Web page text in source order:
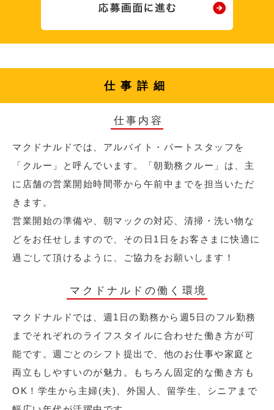
仕事詳細
仕事内容
マクドナルドでは、アルバイト・パートスタッフを
「クルー」と呼んでいます。「朝勤務クルー」は、主
に店舗の営業開始時間帯から午前中までを担当いただ
きます。
営業開始の準備や、朝マックの対応、清掃・洗い物な
どをお任せしますので、その日1日をお客さまに快適に
過ごして頂けるように、ご協力をお願いします！
マクドナルドの働く環境
マクドナルドでは、週1日の勤務から週5日のフル勤務
までそれぞれのライフスタイルに合わせた働き方が可
能です。週ごとのシフト提出で、他のお仕事や家庭と
両立もしやすいのが魅力。もちろん固定的な働き方も
OK！学生から主婦(夫)、外国人、留学生、シニアまで